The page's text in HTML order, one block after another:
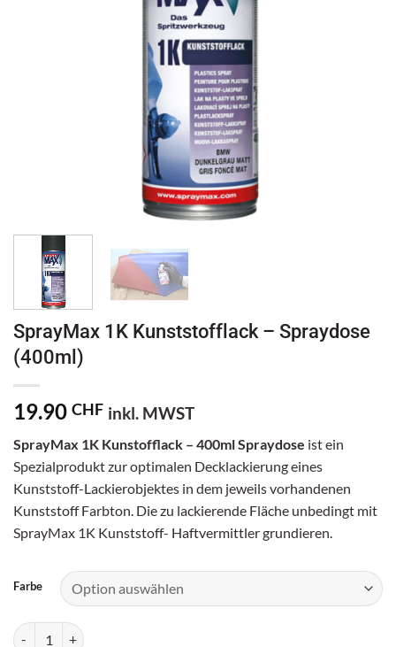
SprayMax 1K Kunststofflack – Spraydose
(400ml)
19.90 CHF inkl. MWST
SprayMax 1K Kunstofflack – 400ml Spraydose ist ein
Spezialprodukt zur optimalen Decklackierung eines
Kunststoff-Lackierobjektes in dem jeweils vorhandenen
Kunststoff Farbton. Die zu lackierende Fläche unbedingt mit
SprayMax 1K Kunststoff- Haftvermittler grundieren.
Farbe
SprayMax 1K Kunststofflack - Spraydose (400ml) Menge